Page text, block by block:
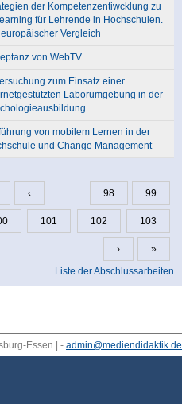
der Kompetenzentiwcklung zu
für Lehrende in Hochschulen.
europäischer Vergleich
von WebTV
zum Einsatz einer
Laborumgebung in der
von mobilem Lernen in der
und Change Management
‹ … 98 99
101 102 103
›
»
Liste der Abschlussarbeiten
Essen | - admin@mediendidaktik.de